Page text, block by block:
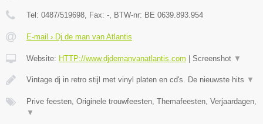
Tel: 0487/519698 , Fax: - , BTW-nr: BE 0639.893.954
E-mail › Dj de man van Atlantis
Website: HTTP://www.djdemanvanatlantis.com | Screenshot ▼
Vintage dj in retro stijl met vinyl platen en cd's. De nieuwste hits ▼
Prive feesten, Originele trouwfeesten, Themafeesten, Verjaardagen,
▼